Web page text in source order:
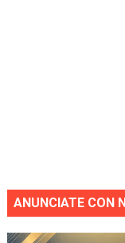
ANUNCIATE CON